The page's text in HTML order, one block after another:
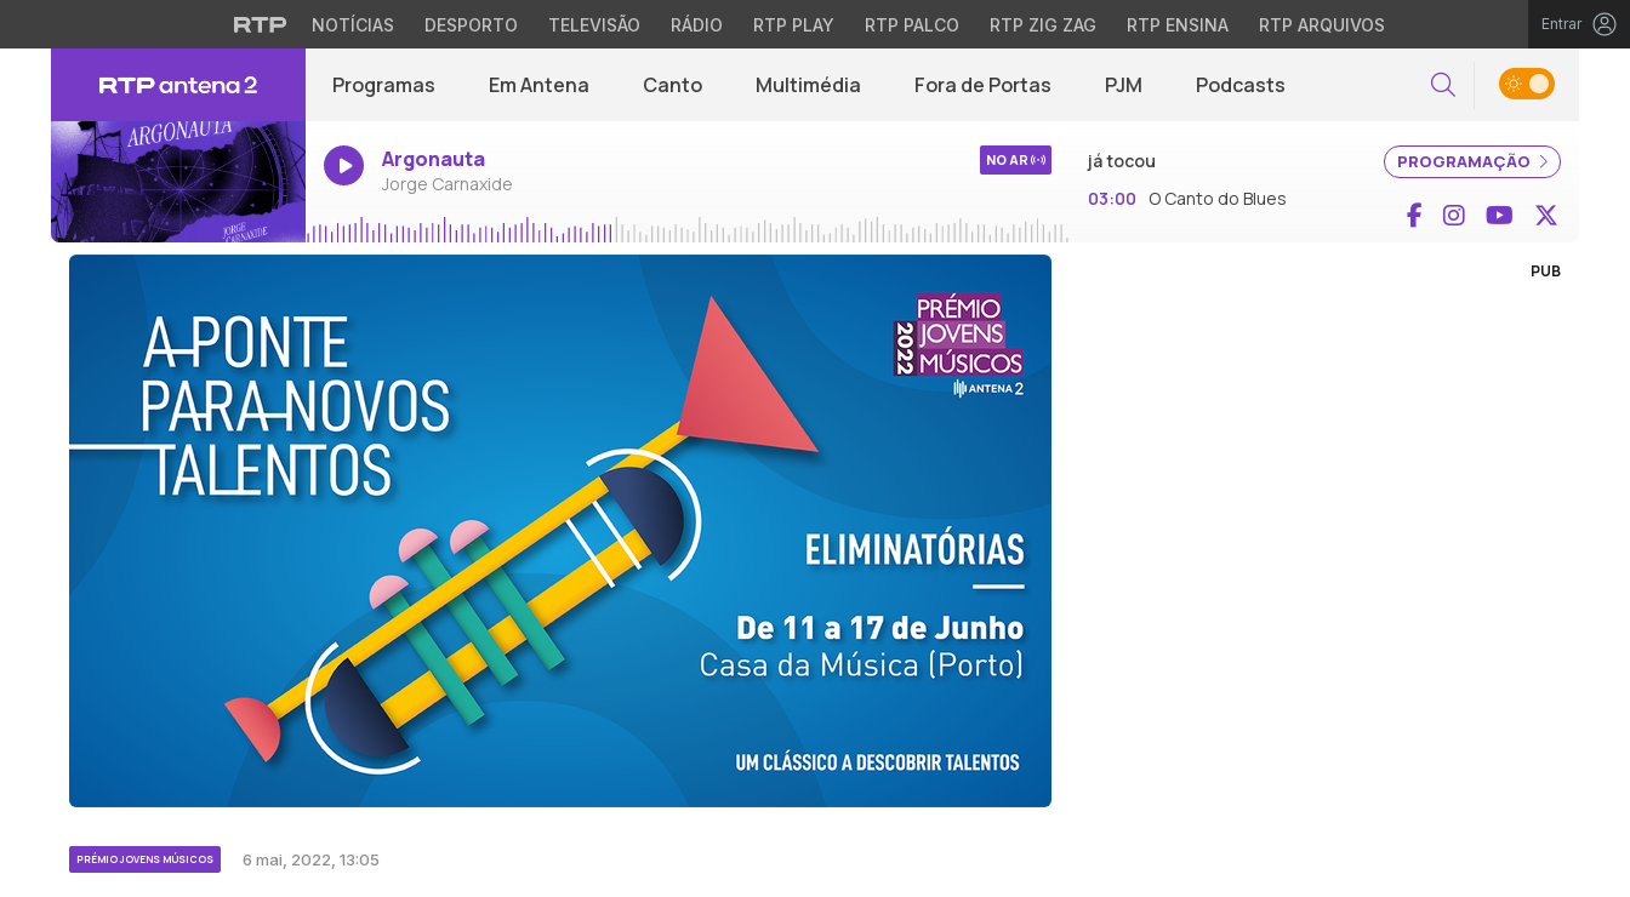
NOTÍCIAS DESPORTO TELEVISÃO RÁDIO RTP PLAY RTP PALCO RTP ZIG ZAG RTP ENSINA RTP ARQUIVOS Entrar
Programas Em Antena Canto Multimédia Fora de Portas PJM Podcasts Pesquisar
Argonauta
Jorge Carnaxide
NO AR PROGRAMAÇÃO
já tocou
03:00
O Canto do Blues Facebook
InstagramYouTube
PRÉMIO JOVENS MÚSICOS 6 mai, 2022, 13:05
PUB